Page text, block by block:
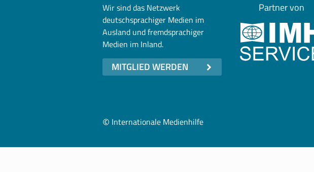
Wir sind das Netzwerk
deutschsprachiger Medien im
Ausland und fremdsprachiger
Medien im Inland.
MITGLIED WERDEN
Partner von
© Internationale Medienhilfe